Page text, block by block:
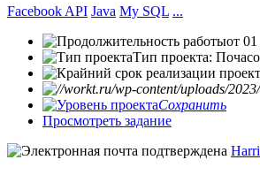
Facebook API Java My SQL ...
от
Тип проекта:
Сохранить
Просмотреть задание